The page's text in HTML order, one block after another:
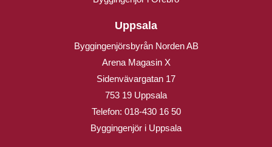
Uppsala
Byggingenjörsbyrån Norden AB
Arena Magasin X
Sidenvävargatan 17
753 19 Uppsala
Telefon: 018-430 16 50
Byggingenjör i Uppsala